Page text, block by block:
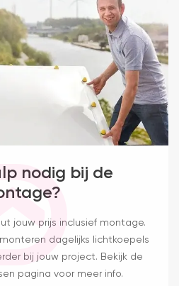
nodig bij de
jouw prijs inclusief montage.
dagelijks lichtkoepels
bij jouw project. Bekijk de
pagina voor meer info.